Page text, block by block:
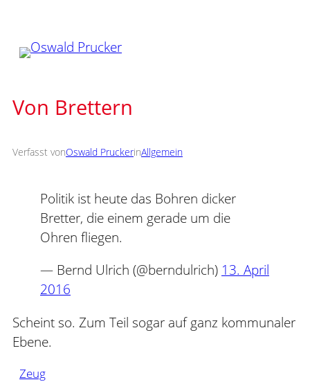
springen
Von Brettern
Verfasst vonOswald PruckerinAllgemein
Politik ist heute das Bohren dicker
Bretter, die einem gerade um die
Ohren fliegen.
— Bernd Ulrich (@berndulrich) 13. April
2016
Scheint so. Zum Teil sogar auf ganz kommunaler
Ebene.
Zeug